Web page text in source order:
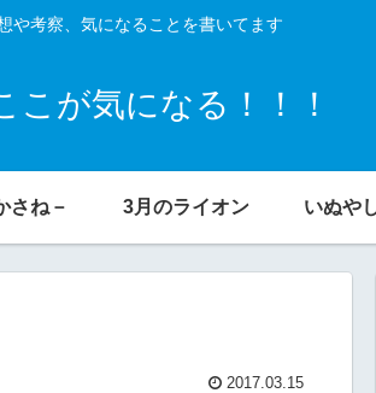
や考察、気になることを書いてます
こが気になる！！！
さね－ 3月のライオン いぬや
2017.03.15